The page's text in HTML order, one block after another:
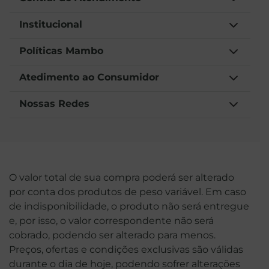
Institucional
Políticas Mambo
Atedimento ao Consumidor
Nossas Redes
O valor total de sua compra poderá ser alterado
por conta dos produtos de peso variável. Em caso
de indisponibilidade, o produto não será entregue
e, por isso, o valor correspondente não será
cobrado, podendo ser alterado para menos.
Preços, ofertas e condições exclusivas são válidas
durante o dia de hoje, podendo sofrer alterações